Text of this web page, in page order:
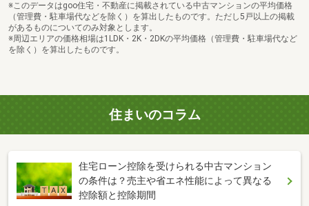
※このデータはgoo住宅・不動産に掲載されている中古マンションの平均価格
（管理費・駐車場代などを除く）を算出したものです。ただし5戸以上の掲載
があるものについてのみ対象とします。
※周辺エリアの価格相場は1LDK・2K・2DKの平均価格（管理費・駐車場代など
を除く）を算出したものです。
住まいのコラム
住宅ローン控除を受けられる中古マンション
の条件は？売主や省エネ性能によって異なる
控除額と控除期間